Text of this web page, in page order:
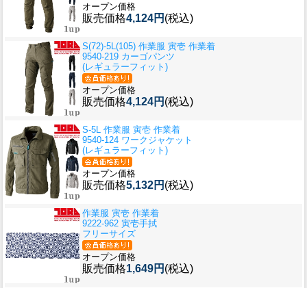
オープン価格
販売価格4,124円 (税込)
S(72)-5L(105) 作業服 寅壱 作業着
9540-219 カーゴパンツ
(レギュラーフィット)
オープン価格
販売価格4,124円 (税込)
S-5L 作業服 寅壱 作業着
9540-124 ワークジャケット
(レギュラーフィット)
オープン価格
販売価格5,132円 (税込)
作業服 寅壱 作業着
9222-962 寅壱手拭
フリーサイズ
オープン価格
販売価格1,649円 (税込)